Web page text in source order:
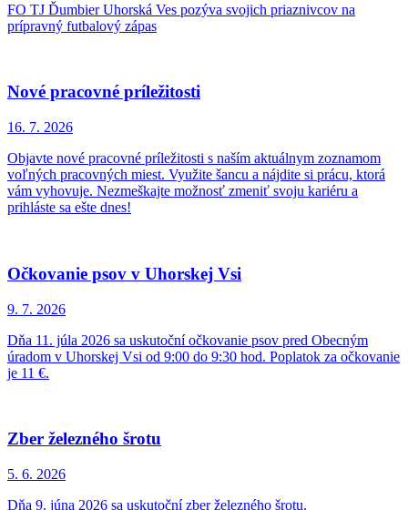
FO TJ Ďumbier Uhorská Ves pozýva svojich priaznivcov na
prípravný futbalový zápas
Nové pracovné príležitosti
16. 7. 2026
Objavte nové pracovné príležitosti s naším aktuálnym zoznamom
voľných pracovných miest. Využite šancu a nájdite si prácu, ktorá
vám vyhovuje. Nezmeškajte možnosť zmeniť svoju kariéru a
prihláste sa ešte dnes!
Očkovanie psov v Uhorskej Vsi
9. 7. 2026
Dňa 11. júla 2026 sa uskutoční očkovanie psov pred Obecným
úradom v Uhorskej Vsi od 9:00 do 9:30 hod. Poplatok za očkovanie
je 11 €.
Zber železného šrotu
5. 6. 2026
Dňa 9. júna 2026 sa uskutoční zber železného šrotu.